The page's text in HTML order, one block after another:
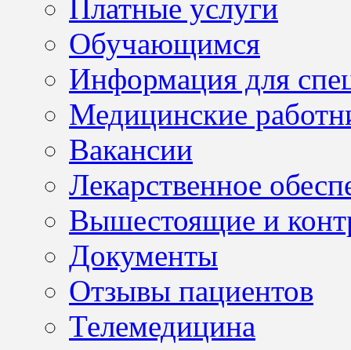
Платные услуги
Обучающимся
Информация для
Медицинские
Вакансии
Лекарственное
Вышестоящие и
Документы
Отзывы пациентов
Телемедицина